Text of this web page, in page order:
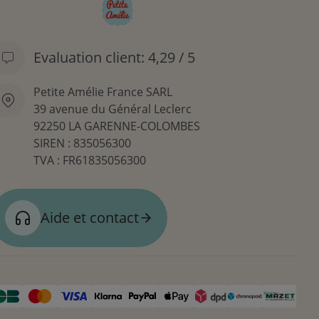
Evaluation client: 4,29 / 5
Petite Amélie France SARL
39 avenue du Général Leclerc
92250 LA GARENNE-COLOMBES
SIREN : 835056300
TVA : FR61835056300
Aide et contact